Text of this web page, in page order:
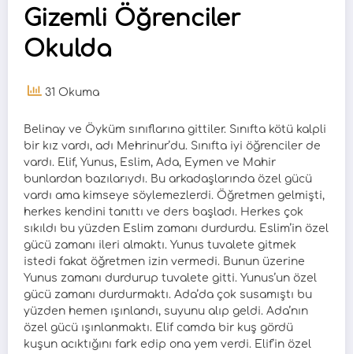
Gizemli Öğrenciler
Okulda
31 Okuma
Belinay ve Öyküm sınıflarına gittiler. Sınıfta kötü kalpli
bir kız vardı, adı Mehrinur’du. Sınıfta iyi öğrenciler de
vardı. Elif, Yunus, Eslim, Ada, Eymen ve Mahir
bunlardan bazılarıydı. Bu arkadaşlarında özel gücü
vardı ama kimseye söylemezlerdi. Öğretmen gelmişti,
herkes kendini tanıttı ve ders başladı. Herkes çok
sıkıldı bu yüzden Eslim zamanı durdurdu. Eslim’in özel
gücü zamanı ileri almaktı. Yunus tuvalete gitmek
istedi fakat öğretmen izin vermedi. Bunun üzerine
Yunus zamanı durdurup tuvalete gitti. Yunus’un özel
gücü zamanı durdurmaktı. Ada’da çok susamıştı bu
yüzden hemen ışınlandı, suyunu alıp geldi. Ada’nın
özel gücü ışınlanmaktı. Elif camda bir kuş gördü
kuşun acıktığını fark edip ona yem verdi. Elif’in özel